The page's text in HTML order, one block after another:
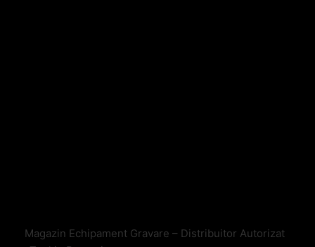
Magazin Echipament Gravare – Distribuitor Autorizat